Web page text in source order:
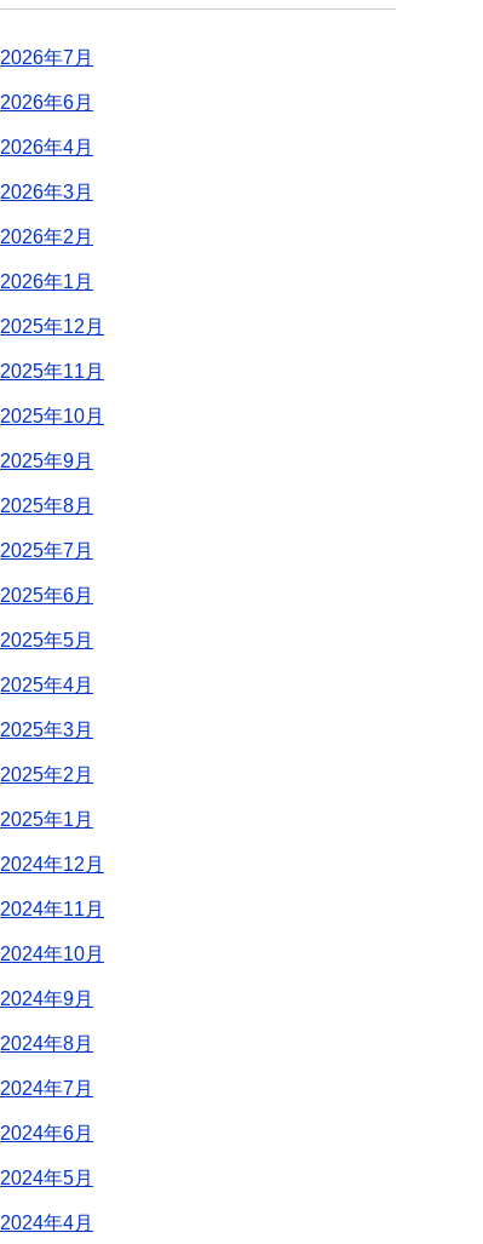
2026年7月
2026年6月
2026年4月
2026年3月
2026年2月
2026年1月
2025年12月
2025年11月
2025年10月
2025年9月
2025年8月
2025年7月
2025年6月
2025年5月
2025年4月
2025年3月
2025年2月
2025年1月
2024年12月
2024年11月
2024年10月
2024年9月
2024年8月
2024年7月
2024年6月
2024年5月
2024年4月